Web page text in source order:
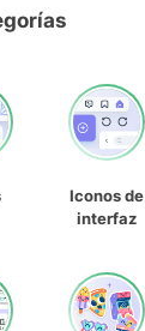
Iconos de
interfaz